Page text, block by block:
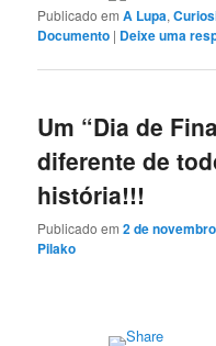
Publicado em A Lupa,
Documento | Deixe uma
Um “Dia de
diferente de
história!!!
Publicado em2 de
Pilako